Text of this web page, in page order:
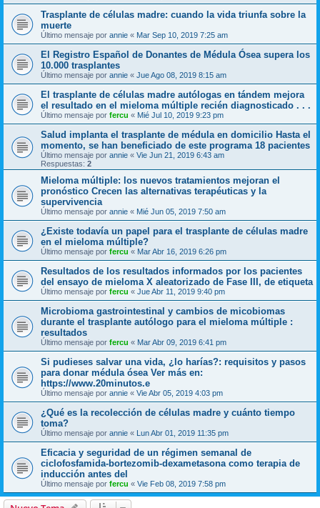
Trasplante de células madre: cuando la vida triunfa sobre la
muerte
Último mensaje por annie « Mar Sep 10, 2019 7:25 am
El Registro Español de Donantes de Médula Ósea supera los
10.000 trasplantes
Último mensaje por annie « Jue Ago 08, 2019 8:15 am
El trasplante de células madre autólogas en tándem mejora
el resultado en el mieloma múltiple recién diagnosticado . . .
Último mensaje por fercu « Mié Jul 10, 2019 9:23 pm
Salud implanta el trasplante de médula en domicilio Hasta el
momento, se han beneficiado de este programa 18 pacientes
Último mensaje por annie « Vie Jun 21, 2019 6:43 am
Respuestas: 2
Mieloma múltiple: los nuevos tratamientos mejoran el
pronóstico Crecen las alternativas terapéuticas y la
supervivencia
Último mensaje por annie « Mié Jun 05, 2019 7:50 am
¿Existe todavía un papel para el trasplante de células madre
en el mieloma múltiple?
Último mensaje por fercu « Mar Abr 16, 2019 6:26 pm
Resultados de los resultados informados por los pacientes
del ensayo de mieloma X aleatorizado de Fase III, de etiqueta
Último mensaje por fercu « Jue Abr 11, 2019 9:40 pm
Microbioma gastrointestinal y cambios de micobiomas
durante el trasplante autólogo para el mieloma múltiple :
resultados
Último mensaje por fercu « Mar Abr 09, 2019 6:41 pm
Si pudieses salvar una vida, ¿lo harías?: requisitos y pasos
para donar médula ósea Ver más en:
https://www.20minutos.e
Último mensaje por annie « Vie Abr 05, 2019 4:03 pm
¿Qué es la recolección de células madre y cuánto tiempo
toma?
Último mensaje por annie « Lun Abr 01, 2019 11:35 pm
Eficacia y seguridad de un régimen semanal de
ciclofosfamida-bortezomib-dexametasona como terapia de
inducción antes del
Último mensaje por fercu « Vie Feb 08, 2019 7:58 pm